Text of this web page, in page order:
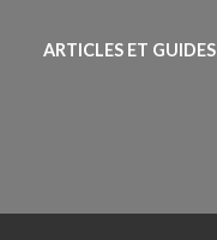
ARTICLES ET GUIDES